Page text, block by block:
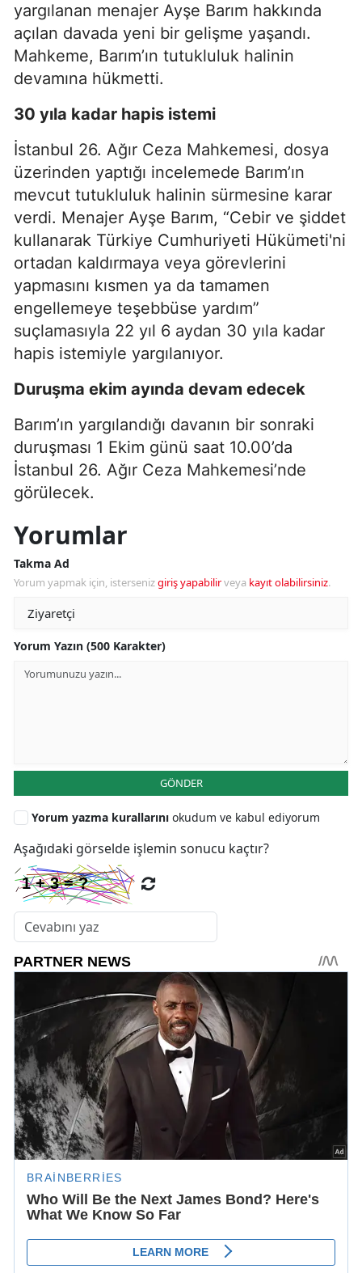
yargılanan menajer Ayşe Barım hakkında
açılan davada yeni bir gelişme yaşandı.
Mahkeme, Barım’ın tutukluluk halinin
devamına hükmetti.
30 yıla kadar hapis istemi
İstanbul 26. Ağır Ceza Mahkemesi, dosya
üzerinden yaptığı incelemede Barım’ın
mevcut tutukluluk halinin sürmesine karar
verdi. Menajer Ayşe Barım, “Cebir ve şiddet
kullanarak Türkiye Cumhuriyeti Hükümeti'ni
ortadan kaldırmaya veya görevlerini
yapmasını kısmen ya da tamamen
engellemeye teşebbüse yardım”
suçlamasıyla 22 yıl 6 aydan 30 yıla kadar
hapis istemiyle yargılanıyor.
Duruşma ekim ayında devam edecek
Barım’ın yargılandığı davanın bir sonraki
duruşması 1 Ekim günü saat 10.00’da
İstanbul 26. Ağır Ceza Mahkemesi’nde
görülecek.
Yorumlar
Takma Ad
Yorum yapmak için, istersenizgiriş yapabilirveya kayıt olabilirsiniz.
Yorum Yazın (500 Karakter)
GÖNDER
Yorum yazma kurallarını okudum ve kabul ediyorum
Aşağıdaki görselde işlemin sonucu kaçtır?